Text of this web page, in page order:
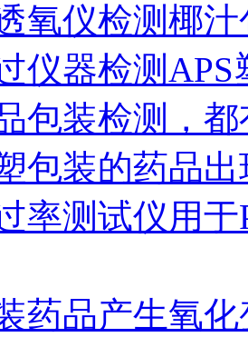
氧仪检测椰
仪器检测
包装检测，
包装的药品
率测试仪用
药品产生氧